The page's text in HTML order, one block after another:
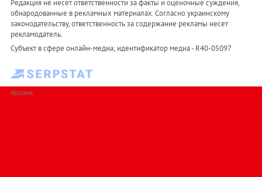
Редакция не несет ответственности за факты и оценочные суждения,
обнародованные в рекламных материалах. Согласно украинскому
законодательству, ответственность за содержание рекламы несет
рекламодатель.
Субъект в сфере онлайн-медиа; идентификатор медиа - R40-05097
РЕКЛАМА